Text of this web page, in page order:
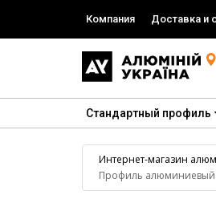
Компания Доставка и
Стандартный профиль
Интернет-магазин
Профиль